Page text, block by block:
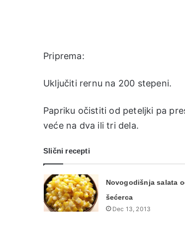
Priprema:
Uključiti rernu na 200 stepeni.
Papriku očistiti od peteljki pa
veće na dva ili tri dela.
Slični recepti
Novogodišnja salata
šećerca
Dec 13, 2013